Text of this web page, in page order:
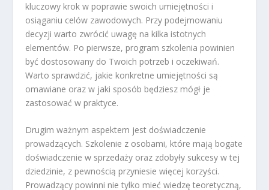
kluczowy krok w poprawie swoich umiejętności i
osiąganiu celów zawodowych. Przy podejmowaniu
decyzji warto zwrócić uwagę na kilka istotnych
elementów. Po pierwsze, program szkolenia powinien
być dostosowany do Twoich potrzeb i oczekiwań.
Warto sprawdzić, jakie konkretne umiejętności są
omawiane oraz w jaki sposób będziesz mógł je
zastosować w praktyce.
Drugim ważnym aspektem jest doświadczenie
prowadzących. Szkolenie z osobami, które mają bogate
doświadczenie w sprzedaży oraz zdobyły sukcesy w tej
dziedzinie, z pewnością przyniesie więcej korzyści.
Prowadzący powinni nie tylko mieć wiedzę teoretyczną,